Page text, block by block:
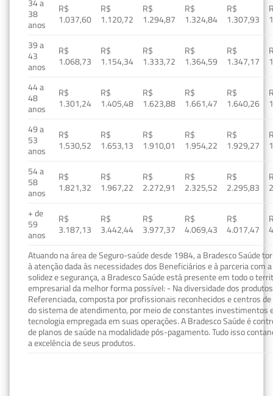
34 a
38
anos
R$
1.037,60
R$
1.120,72
R$
1.294,87
R$
1.324,84
R$
1.307,93
39 a
43
anos
R$
1.068,73
R$
1.154,34
R$
1.333,72
R$
1.364,59
R$
1.347,17
44 a
48
anos
R$
1.301,24
R$
1.405,48
R$
1.623,88
R$
1.661,47
R$
1.640,26
49 a
53
anos
R$
1.530,52
R$
1.653,13
R$
1.910,01
R$
1.954,22
R$
1.929,27
54 a
58
anos
R$
1.821,32
R$
1.967,22
R$
2.272,91
R$
2.325,52
R$
2.295,83
+ de
59
anos
R$
3.187,13
R$
3.442,44
R$
3.977,37
R$
4.069,43
R$
4.017,47
Atuando na área de Seguro-saúde desde 1984, a Bradesco Saúde
à atenção dada às necessidades dos Beneficiários e à parceria com
solidez e segurança, a Bradesco Saúde está presente em todo o
empresarial da melhor forma possível: - Na diversidade dos
Referenciada, composta por profissionais reconhecidos e centros
do sistema de atendimento, por meio de constantes investimentos
tecnologia empregada em suas operações. A Bradesco Saúde é
de planos de saúde na modalidade pós-pagamento. Tudo isso
a excelência de seus produtos.